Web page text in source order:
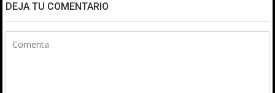
DEJA TU COMENTARIO